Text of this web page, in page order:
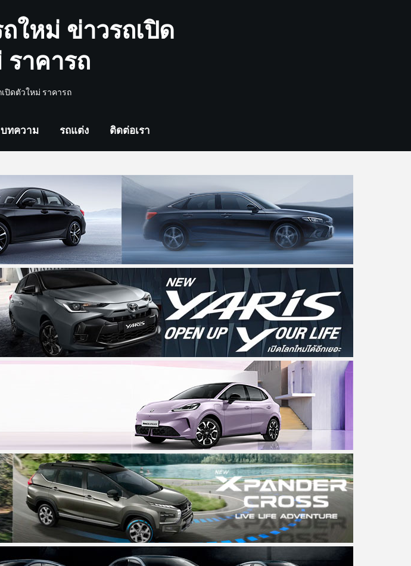
ใหม่ ข่าวรถเปิด
าคารถ
ปิดตัวใหม่ ราคารถ
บทความ รถแต่ง ติดต่อเรา